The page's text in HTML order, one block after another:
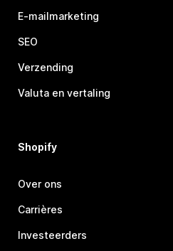
E-mailmarketing
SEO
Verzending
Valuta en vertaling
Shopify
Over ons
Carrières
Investeerders